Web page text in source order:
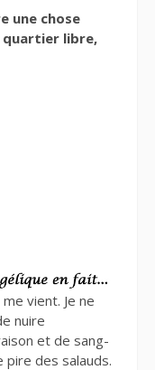
une chose
quartier libre,
vient. Je ne
nuire
et de sang-
des salauds.